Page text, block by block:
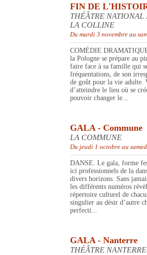
FIN DE
THÉÂTRE NATIONAL
LA COLLINE
Du mardi 3 novembre au
COMÉDIE
la Pologne se prépare au
faire face à sa famille qui
fréquentations, de son
de goût pour la vie adulte.
d’atteindre le lieu où se
pouvoir changer le...
GALA - Commune
LA COMMUNE
Du jeudi 1 octobre au
DANSE. Le gala, forme
ici professionnels de la
divers horizons. Sans
les différents numéros
répertoire culturel de
singulier au désir d’autre
perfecti...
GALA - Nanterre
THÉÂTRE